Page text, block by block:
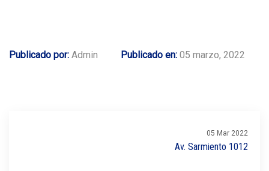
Publicado por: Admin Publicado en: 05 marzo, 2022
05 Mar 2022
Av. Sarmiento 1012